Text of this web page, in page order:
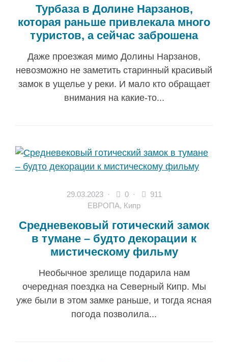
Турбаза в Долине Нарзанов,
которая раньше привлекала много
туристов, а сейчас заброшена
Даже проезжая мимо Долины Нарзанов,
невозможно не заметить старинный красивый
замок в ущелье у реки. И мало кто обращает
внимания на какие-то...
29.03.2023· 0 ·
911
ЕВРОПА, Кипр
Средневековый готический замок
в тумане – будто декорации к
мистическому фильму
Необычное зрелище подарила нам
очередная поездка на Северный Кипр. Мы
уже были в этом замке раньше, и тогда ясная
погода позволила...